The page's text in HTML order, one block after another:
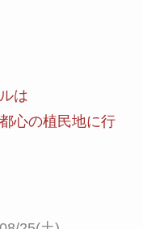
は
心の植民地に行